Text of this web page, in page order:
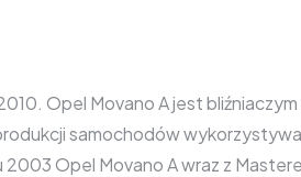
Opel Movano A jest
samochodów
Opel Movano A wraz z